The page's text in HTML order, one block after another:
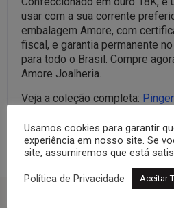
usar com a sua corrente
embalagem Amore, com
fiscal, e garantia permanente
para todo o Brasil. Compre
Amore Joalheria.
Veja a coleção completa:
Usamos cookies para garantir
experiência em nosso site. Se
site, assumiremos que está
Política de Privacidade Aceitar